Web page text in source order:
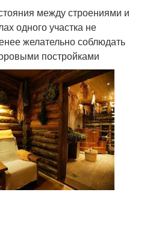
между строениями и
одного участка не
желательно соблюдать
постройками